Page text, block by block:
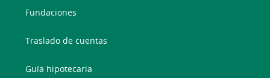
Fundaciones
Traslado de cuentas
Guía hipotecaria